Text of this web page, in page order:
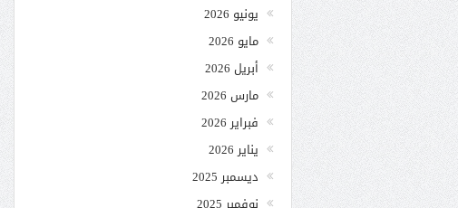
يونيو 2026
مايو 2026
أبريل 2026
مارس 2026
فبراير 2026
يناير 2026
ديسمبر 2025